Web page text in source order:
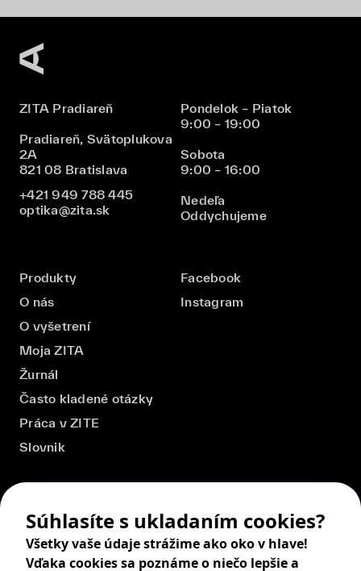
ZITA Pradiareň
Pradiareň, Svätoplukova
2A
821 08 Bratislava
+421 949 788 445
optika@zita.sk
Pondelok – Piatok
9:00 – 19:00
Sobota
9:00 – 16:00
Nedeľa
Oddychujeme
Produkty
O nás
O vyšetrení
Moja ZITA
Žurnál
Často kladené otázky
Práca v ZITE
Slovnik
Facebook
Instagram
Súhlasíte s ukladaním cookies?
Všetky vaše údaje strážime ako oko v hlave!
Vďaka cookies sa poznáme o niečo lepšie a